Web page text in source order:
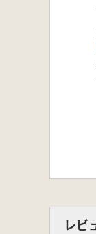
レビ